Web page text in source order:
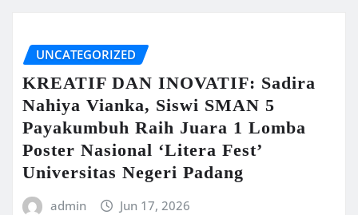
UNCATEGORIZED
KREATIF DAN INOVATIF: Sadira
Nahiya Vianka, Siswi SMAN 5
Payakumbuh Raih Juara 1 Lomba
Poster Nasional ‘Litera Fest’
Universitas Negeri Padang
admin Jun 17, 2026